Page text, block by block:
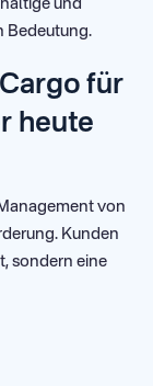
und
Bedeutung.
für
heute
von
Kunden
sondern eine